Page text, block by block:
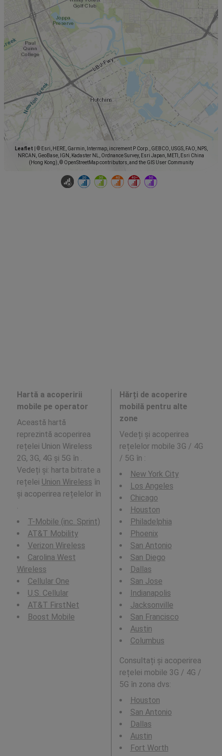
Leaflet
© Esri, HERE, Garmin, Intermap, increment P Corp., GEBCO, USGS, FAO, NPS,
NRCAN, GeoBase, IGN, Kadaster NL, Ordnance Survey, Esri Japan, METI, Esri China
(Hong Kong), © OpenStreetMap contributors, and the GIS User Community
Hartă a acoperirii
mobile pe operator
Această hartă
reprezintă acoperirea
rețelei Union Wireless
2G, 3G, 4G și 5G în .
Vedeți și: harta bitrate a
rețelei Union Wireless în
și acoperirea rețelelor în
.
T-Mobile (inc. Sprint)
AT&T Mobility
Verizon Wireless
Carolina West
Wireless
Cellular One
U.S. Cellular
AT&T FirstNet
Boost Mobile
Hărți de acoperire
mobilă pentru alte
zone
Vedeți și acoperirea
rețelelor mobile 3G / 4G
/ 5G în :
New York City
Los Angeles
Chicago
Houston
Philadelphia
Phoenix
San Antonio
San Diego
Dallas
San Jose
Indianapolis
Jacksonville
San Francisco
Austin
Columbus
Consultați și acoperirea
rețelei mobile 3G / 4G /
5G în zona dvs:
Houston
San Antonio
Dallas
Austin
Fort Worth